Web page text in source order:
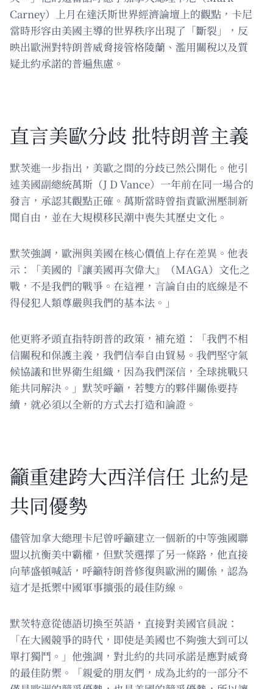
Carney）上月在達沃斯世界經濟論壇上的觀點，卡尼
當時形容由美國主導的世界秩序出現了「斷裂」，反
映出歐洲對特朗普威脅接管格陵蘭、濫用關稅以及質
疑北約承諾的普遍焦慮。
直言美歐分歧 批特朗普主義
默茨進一步指出，美歐之間的分歧已然公開化。他引
述美國副總統萬斯（J D Vance）一年前在同一場合的
發言，承認其觀點正確。萬斯當時曾指責歐洲壓制新
聞自由，並在大規模移民潮中喪失其歷史文化。
默茨強調，歐洲與美國在核心價值上存在差異。他表
示：「美國的『讓美國再次偉大』（MAGA）文化之
戰，不是我們的戰爭。在這裡，言論自由的底線是不
得侵犯人類尊嚴與我們的基本法。」
他更將矛頭直指特朗普的政策，補充道：「我們不相
信關稅和保護主義，我們信奉自由貿易。我們堅守氣
候協議和世界衛生組織，因為我們深信，全球挑戰只
能共同解決。」默茨呼籲，若雙方的夥伴關係要持
續，就必須以全新的方式去打造和論證。
籲重建跨大西洋信任 北約是
共同優勢
儘管加拿大總理卡尼曾呼籲建立一個新的中等強國聯
盟以抗衡美中霸權，但默茨選擇了另一條路，他直接
向華盛頓喊話，呼籲特朗普修復與歐洲的關係，認為
這才是抵禦中國軍事擴張的最佳防線。
默茨特意從德語切換至英語，直接對美國官員說：
「在大國競爭的時代，即使是美國也不夠強大到可以
單打獨鬥。」他強調，對北約的共同承諾是應對威脅
的最佳防禦。「親愛的朋友們，成為北約的一部分不